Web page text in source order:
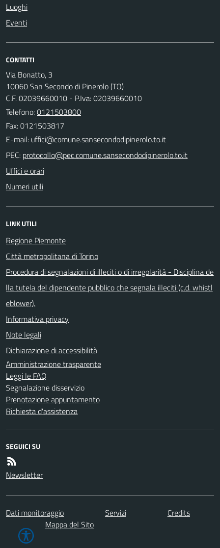
Luoghi
Eventi
CONTATTI
Via Bonatto, 3
10060 San Secondo di Pinerolo (TO)
C.F. 02039660010 - P.Iva: 02039660010
Telefono:0121503800
Fax: 0121503817
E-mail:
PEC:
Uffici e orari
Numeri utili
LINK UTILI
Regione Piemonte
Città metropolitana di Torino
Procedura di segnalazioni di illeciti o di irregolarità - Disciplina de
lla tutela del dipendente pubblico che segnala illeciti (c.d. whistl
eblower).
Informativa privacy
Note legali
Dichiarazione di accessibilità
Amministrazione trasparente
Leggi le FAQ
Segnalazione disservizio
Prenotazione appuntamento
Richiesta d'assistenza
SEGUICI SU
Newsletter
Dati monitoraggio Servizi
Credits
Mappa del Sito